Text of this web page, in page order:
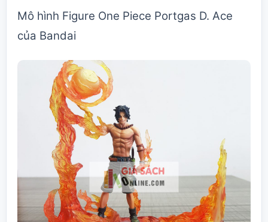
Mô hình Figure One Piece Portgas D. Ace
của Bandai